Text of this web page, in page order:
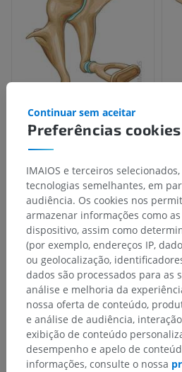
Hierarquia anatômica
Anatomia humana 2
Neuroanatomia humana
Órgãos dos sentidos> Órgão
Orelha média> Ossículos da
Estruturas subjacentes:
Estribo
Bigorna
Martelo
Preferências cookies
Continuar sem aceitar
IMAIOS e terceiros
tecnologias semelhantes, em
audiência. Os cookies nos
armazenar informações como
dispositivo, assim como
(por exemplo, endereços IP,
ou geolocalização,
dados são processados para as
análise e melhoria da
nossa oferta de conteúdo,
e análise de audiência,
exibição de conteúdo
desempenho e apelo de
informações, consulte o nossa